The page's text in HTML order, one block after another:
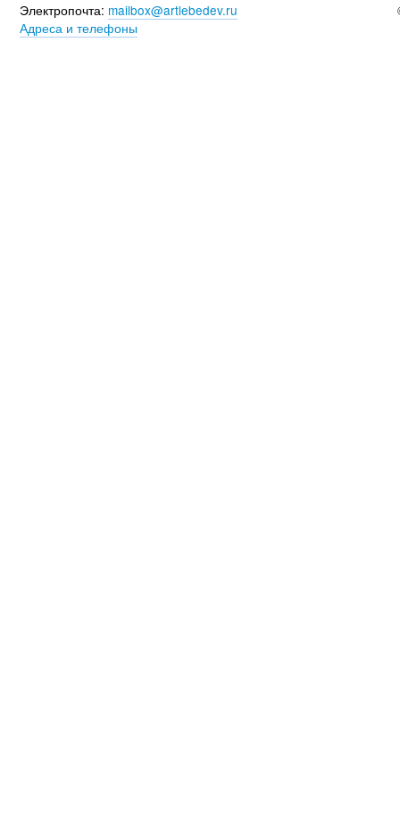
Электропочта: mailbox@artlebedev.ru
Адреса и телефоны